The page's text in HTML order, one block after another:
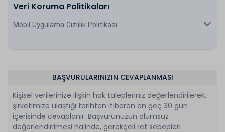
Veri Koruma Politikaları
Mobil Uygulama Gizlilik Politikası
BAŞVURULARINIZIN CEVAPLANMASI
Kişisel verilerinize ilişkin hak talepleriniz değerlendirilerek,
şirketimize ulaştığı tarihten itibaren en geç 30 gün
içerisinde cevaplanır. Başvurunuzun olumsuz
değerlendirilmesi halinde, gerekçeli ret sebepleri